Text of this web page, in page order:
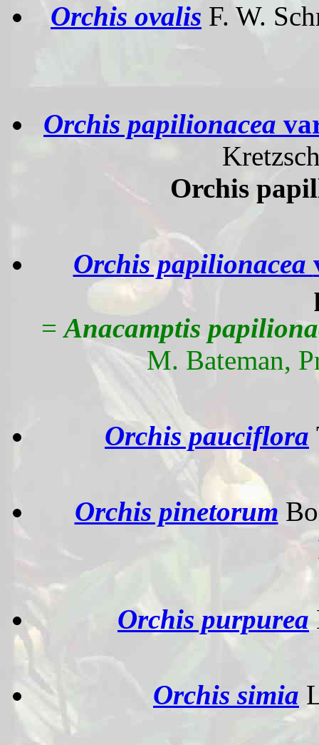
Orchis ovalis F. W.
Orchis papilionacea
Orchis
Orchis papilionacea
= Anacamptis
M. Bateman,
Orchis pauciflora
Orchis pinetorum
Orchis purpurea
Orchis simia